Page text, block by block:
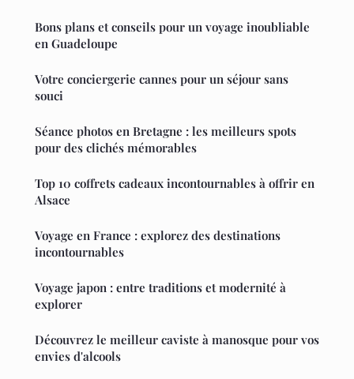
Bons plans et conseils pour un voyage inoubliable
en Guadeloupe
Votre conciergerie cannes pour un séjour sans
souci
Séance photos en Bretagne : les meilleurs spots
pour des clichés mémorables
Top 10 coffrets cadeaux incontournables à offrir en
Alsace
Voyage en France : explorez des destinations
incontournables
Voyage japon : entre traditions et modernité à
explorer
Découvrez le meilleur caviste à manosque pour vos
envies d'alcools